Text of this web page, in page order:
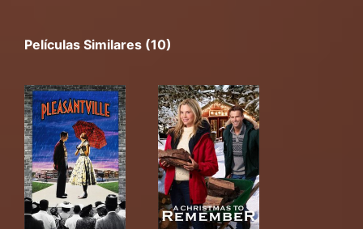
Películas Similares (10)